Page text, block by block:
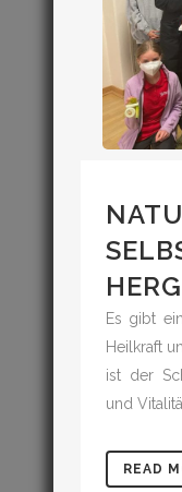
Es gibt
Heilkraft
ist der
und
READ